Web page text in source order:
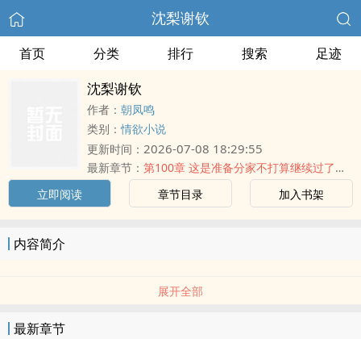
沈梨谢钦
首页 分类 排行 搜索 足迹
沈梨谢钦
作者： 朝凤鸣
类别：情欲小说
更新时间： 2026-07-08 18:29:55
最新章节： 第100章 这是准备分家不打算继续过了？
立即阅读
章节目录 加入书架
内容简介
展开全部
最新章节